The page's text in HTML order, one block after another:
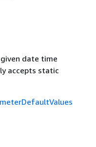
date time
accepts static